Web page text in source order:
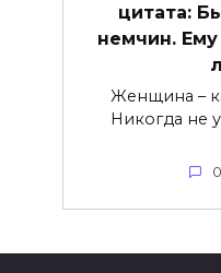
цитата:
немчин.
Женщина –
Никогда не
0